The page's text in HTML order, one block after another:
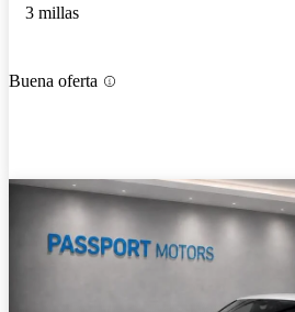
3 millas
Buena oferta